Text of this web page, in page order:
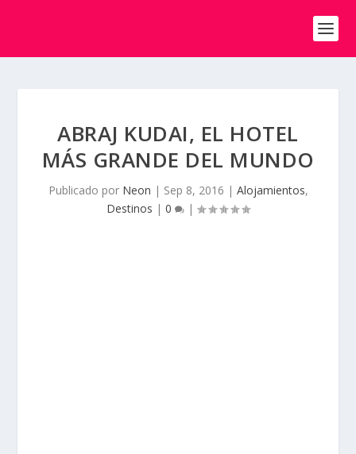
ABRAJ KUDAI, EL HOTEL
MÁS GRANDE DEL MUNDO
Publicado por Neon | Sep 8, 2016 | Alojamientos,
Destinos | 0 |